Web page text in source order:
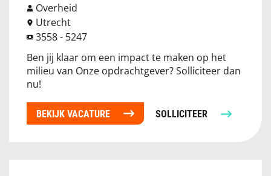
Overheid
Utrecht
3558 - 5247
Ben jij klaar om een impact te maken op het
milieu van Onze opdrachtgever? Solliciteer dan
nu!
BEKIJK VACATURE SOLLICITEER